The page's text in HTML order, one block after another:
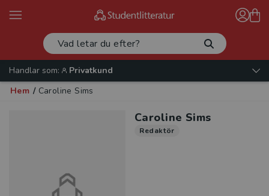
Handlar som:
Privatkund
Hem / Caroline Sims
Caroline Sims
Redaktör